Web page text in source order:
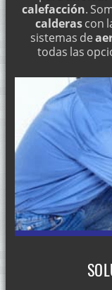
calefacción.
calderascon
sistemas de
todas las